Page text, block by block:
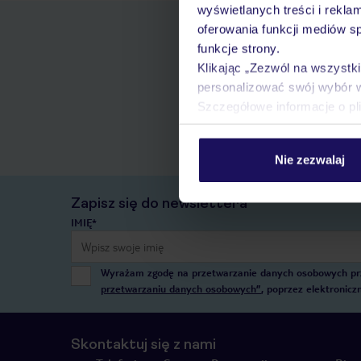
wyświetlanych treści i
oferowania funkcji mediów
funkcje strony.
Klikając „Zezwól na
personalizować swój wybór
Szczegółowe informacje o
Nie zezwalaj
Zapisz się do newslettera
IMIĘ*
Wyrażam zgodę na przetwarzanie danych osobowych
przetwarzaniu danych osobowych”, poprzez
Skontaktuj się z nami